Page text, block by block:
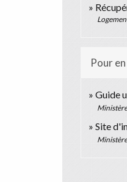
Pour
Guide
Site